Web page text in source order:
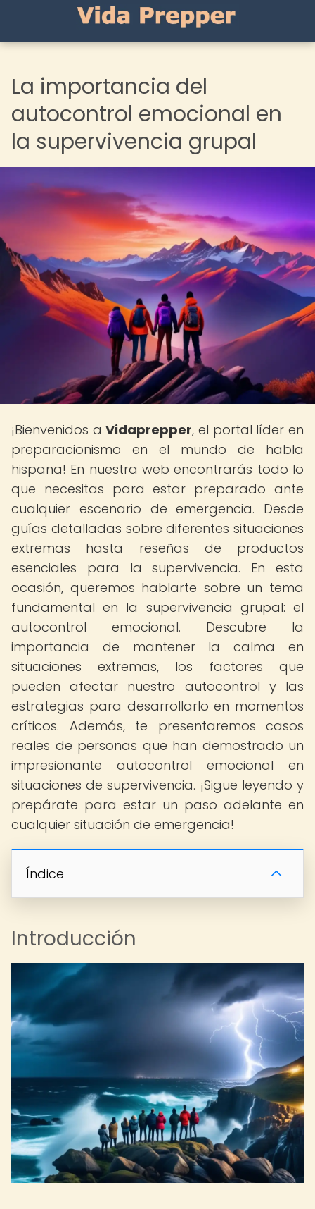
La importancia del
autocontrol emocional en
la supervivencia grupal
¡Bienvenidos aVidaprepper, el portal líder en
preparacionismo en el mundo de habla
hispana! En nuestra web encontrarás todo lo
que necesitas para estar preparado ante
cualquier escenario de emergencia. Desde
guías detalladas sobre diferentes situaciones
extremas hasta reseñas de productos
esenciales para la supervivencia. En esta
ocasión, queremos hablarte sobre un tema
fundamental en la supervivencia grupal: el
autocontrol emocional. Descubre la
importancia de mantener la calma en
situaciones extremas, los factores que
pueden afectar nuestro autocontrol y las
estrategias para desarrollarlo en momentos
críticos. Además, te presentaremos casos
reales de personas que han demostrado un
impresionante autocontrol emocional en
situaciones de supervivencia. ¡Sigue leyendo y
prepárate para estar un paso adelante en
cualquier situación de emergencia!
Índice
Introducción